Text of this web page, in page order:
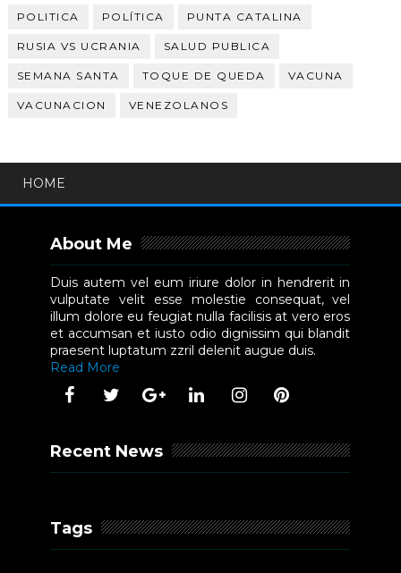
POLITICA POLÍTICA PUNTA CATALINA
RUSIA VS UCRANIA SALUD PUBLICA
SEMANA SANTA TOQUE DE QUEDA VACUNA
VACUNACION VENEZOLANOS
HOME
About Me
Duis autem vel eum iriure dolor in hendrerit in
vulputate velit esse molestie consequat, vel
illum dolore eu feugiat nulla facilisis at vero eros
et accumsan et iusto odio dignissim qui blandit
praesent luptatum zzril delenit augue duis.
Read More
Recent News
Tags